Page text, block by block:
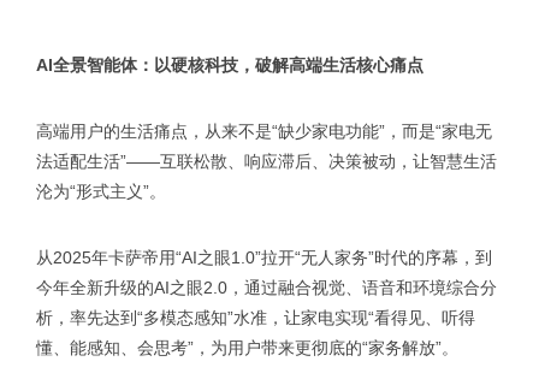
AI全景智能体：以硬核科技，破解高端生活核心痛点
高端用户的生活痛点，从来不是“缺少家电功能”，而是“家电无
法适配生活”——互联松散、响应滞后、决策被动，让智慧生活
沦为“形式主义”。
从2025年卡萨帝用“AI之眼1.0”拉开“无人家务”时代的序幕，到
今年全新升级的AI之眼2.0，通过融合视觉、语音和环境综合分
析，率先达到“多模态感知”水准，让家电实现“看得见、听得
懂、能感知、会思考”，为用户带来更彻底的“家务解放”。